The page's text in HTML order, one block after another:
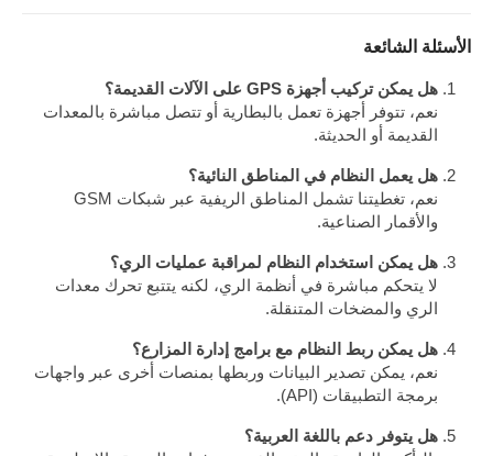
الأسئلة الشائعة
هل يمكن تركيب أجهزة GPS على الآلات القديمة؟
نعم، تتوفر أجهزة تعمل بالبطارية أو تتصل مباشرة بالمعدات
القديمة أو الحديثة.
هل يعمل النظام في المناطق النائية؟
نعم، تغطيتنا تشمل المناطق الريفية عبر شبكات GSM
والأقمار الصناعية.
هل يمكن استخدام النظام لمراقبة عمليات الري؟
لا يتحكم مباشرة في أنظمة الري، لكنه يتتبع تحرك معدات
الري والمضخات المتنقلة.
هل يمكن ربط النظام مع برامج إدارة المزارع؟
نعم، يمكن تصدير البيانات وربطها بمنصات أخرى عبر واجهات
برمجة التطبيقات (API).
هل يتوفر دعم باللغة العربية؟